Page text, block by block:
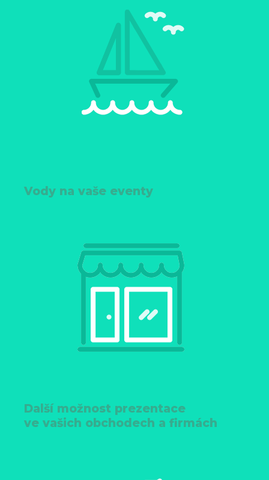
Vody na vaše eventy
Další možnost prezentace
ve vašich obchodech a firmách